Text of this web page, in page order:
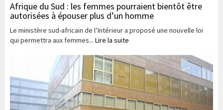
Afrique du Sud : les femmes pourraient bientôt être
autorisées à épouser plus d’un homme
Le ministère sud-africain de l’Intérieur a proposé une nouvelle loi
qui permettra aux femmes... Lire la suite